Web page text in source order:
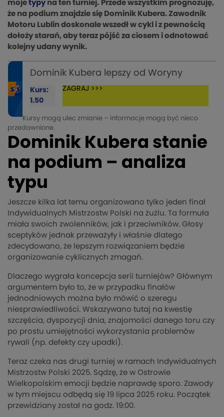
moje typy na ten turniej. Przede wszystkim prognozuję,
że na podium znajdzie się Dominik Kubera. Zawodnik
Motoru Lublin doskonale wszedł w cykl i z pewnością
dołoży starań, aby teraz pójść za ciosem i odnotować
kolejny udany wynik.
Dominik Kubera lepszy od Woryny
Kurs:
1.50
ZAGRAJ >>>
Kursy mogą ulec zmianie – informacje mogą być nieco
przedawnione.
Dominik Kubera stanie
na podium – analiza
typu
Jeszcze kilka lat temu organizowano tylko jeden finał
Indywidualnych Mistrzostw Polski na żużlu. Ta formuła
miała swoich zwolenników, jak i przeciwników. Głosy
sceptyków jednak przeważyły i właśnie dlatego
zdecydowano, że lepszym rozwiązaniem będzie
organizowanie cyklicznych zmagań.
Dlaczego wygrała koncepcja serii turniejów? Głównym
argumentem było to, że w przypadku finałów
jednodniowych można było mówić o szeregu
niesprawiedliwości. Wskazywano tutaj na kwestię
szczęścia, dyspozycji dnia, znajomości danego toru czy
po prostu umiejętności wykorzystania problemów
rywali (np. defekty czy upadki).
Teraz czeka nas drugi turniej w ramach Indywidualnych
Mistrzostw Polski 2025. Sądzę, że w Ostrowie
Wielkopolskim emocji będzie naprawdę sporo. Zawody
w tym miejscu odbędą się 19 lipca 2025 roku. Początek
przewidziany został na godz. 19:00.